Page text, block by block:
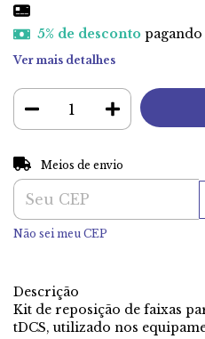
5% de descontopagando
Ver mais detalhes
Entregas para o CEP:
Meios de envio
Não sei meu CEP
Descrição
Kit de reposição de faixas
tDCS, utilizado nos